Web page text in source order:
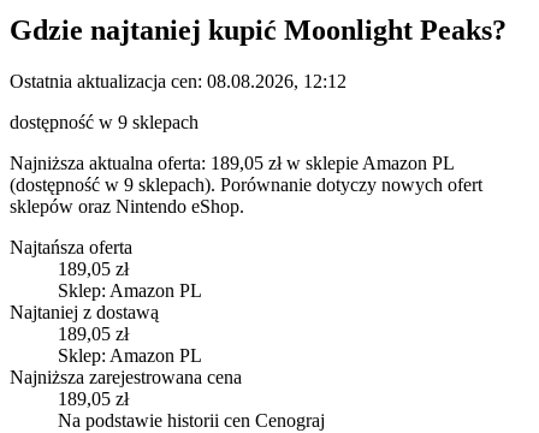
Gdzie najtaniej kupić Moonlight Peaks?
Ostatnia aktualizacja cen: 08.08.2026, 12:12
dostępność w 9 sklepach
Najniższa aktualna oferta: 189,05 zł w sklepie Amazon PL
(dostępność w 9 sklepach). Porównanie dotyczy nowych ofert
sklepów oraz Nintendo eShop.
Najtańsza oferta
189,05 zł
Sklep: Amazon PL
Najtaniej z dostawą
189,05 zł
Sklep: Amazon PL
Najniższa zarejestrowana cena
189,05 zł
Na podstawie historii cen Cenograj